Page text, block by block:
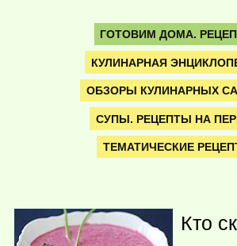
ГОТОВИМ ДОМА.
КУЛИНАРНАЯ
ОБЗОРЫ КУЛИНАРНЫХ
СУПЫ. РЕЦЕПТЫ НА
ТЕМАТИЧЕСКИЕ
Кто